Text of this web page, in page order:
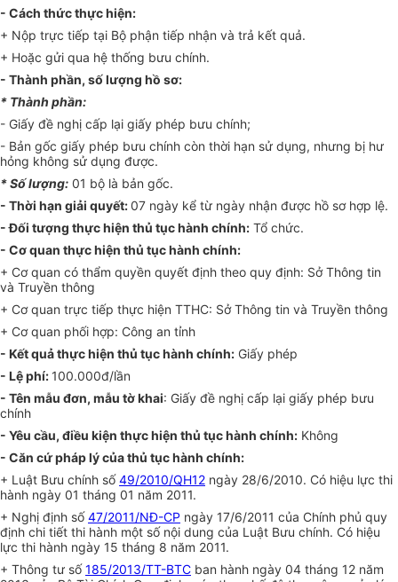
- Cách thức thực hiện:
+ Nộp trực tiếp tại Bộ phận tiếp nhận và trả kết quả.
+ Hoặc gửi qua hệ thống bưu chính.
- Thành phần, số lượng hồ sơ:
* Thành phần:
- Giấy đề nghị cấp lại giấy phép bưu chính;
- Bản gốc giấy phép bưu chính còn thời hạn sử dụng, nhưng bị hư
hỏng không sử dụng được.
* Số lượng: 01 bộ là bản gốc.
- Thời hạn giải quyết:07 ngày kể từ ngày nhận được hồ sơ hợp lệ.
- Đối tượng thực hiện thủ tục hành chính: Tổ chức.
- Cơ quan thực hiện thủ tục hành chính:
+ Cơ quan có thẩm quyền quyết định theo quy định: Sở Thông tin
và Truyền thông
+ Cơ quan trực tiếp thực hiện TTHC: Sở Thông tin và Truyền thông
+ Cơ quan phối hợp: Công an tỉnh
- Kết quả thực hiện thủ tục hành chính: Giấy phép
- Lệ phí: 100.000đ/lần
- Tên mẫu đơn, mẫu tờ khai: Giấy đề nghị cấp lại giấy phép bưu
chính
- Yêu cầu, điều kiện thực hiện thủ tục hành chính: Không
- Căn cứ pháp lý của thủ tục hành chính:
+ Luật Bưu chính số49/2010/QH12 ngày 28/6/2010. Có hiệu lực thi
hành ngày 01 tháng 01 năm 2011.
+ Nghị định số47/2011/NĐ-CP ngày 17/6/2011 của Chính phủ quy
định chi tiết thi hành một số nội dung của Luật Bưu chính. Có hiệu
lực thi hành ngày 15 tháng 8 năm 2011.
+ Thông tư số185/2013/TT-BTC ban hành ngày 04 tháng 12 năm